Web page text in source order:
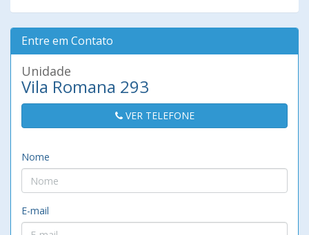
Entre em Contato
Unidade
Vila Romana 293
VER TELEFONE
Nome
E-mail